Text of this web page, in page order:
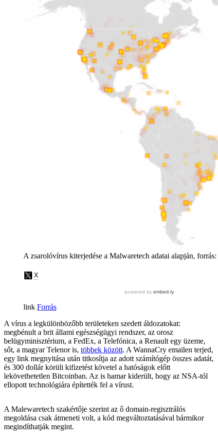
A zsarolóvírus kiterjedése a Malwaretech adatai alapján,
Forrás
A vírus a legkülönbözőbb területeken szedett áldozatokat:
megbénult a brit állami egészségügyi rendszer, az orosz
belügyminisztérium, a FedEx, a Telefónica, a Renault egy üzeme,
sőt, a magyar Telenor is, többek között. A WannaCry emailen terjed,
egy link megnyitása után titkosítja az adott számítógép összes adatát,
és 300 dollár körüli kifizetést követel a hatóságok előtt
lekövethetetlen Bitcoinban. Az is hamar kiderült, hogy az NSA-tól
ellopott technológiára építették fel a vírust.
A Malewaretech szakértője szerint az ő domain-regisztrálós
megoldása csak átmeneti volt, a kód megváltoztatásával bármikor
megindíthatják megint.